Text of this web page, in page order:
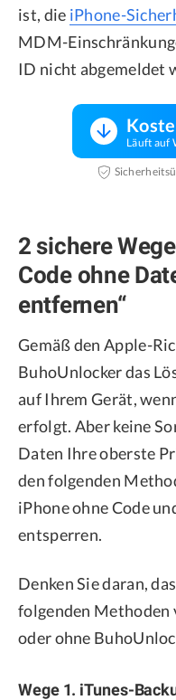
ist, die iPhone-
MDM-
ID nicht abgemeldet
Läuft auf
2 sichere
Code ohne
entfernen“
Gemäß den Apple-
BuhoUnlocker das
auf Ihrem Gerät,
erfolgt. Aber keine
Daten Ihre oberste
den folgenden
iPhone ohne Code
entsperren.
Denken Sie daran,
folgenden Methoden
oder ohne
Wege 1. iTunes-